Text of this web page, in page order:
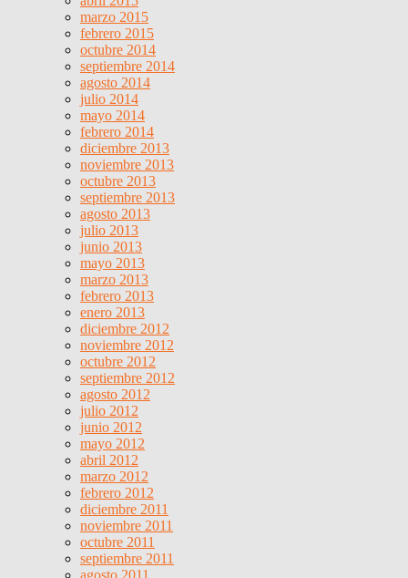
marzo 2015
febrero 2015
octubre 2014
septiembre 2014
agosto 2014
julio 2014
mayo 2014
febrero 2014
diciembre 2013
noviembre 2013
octubre 2013
septiembre 2013
agosto 2013
julio 2013
junio 2013
mayo 2013
marzo 2013
febrero 2013
enero 2013
diciembre 2012
noviembre 2012
octubre 2012
septiembre 2012
agosto 2012
julio 2012
junio 2012
mayo 2012
abril 2012
marzo 2012
febrero 2012
diciembre 2011
noviembre 2011
octubre 2011
septiembre 2011
agosto 2011